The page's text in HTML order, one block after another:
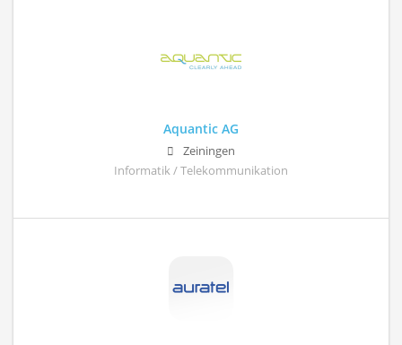
Aquantic AG
Zeiningen
Informatik / Telekommunikation